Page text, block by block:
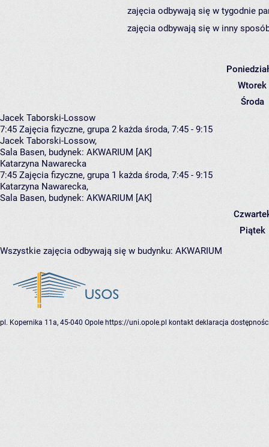
zajęcia odbywają się w tygodnie
zajęcia odbywają się w inny
Wtorek
Środa
Jacek Taborski-Lossow
7:45 Zajęcia fizyczne, grupa 2 każda środa, 7:45 - 9:15
Jacek Taborski-Lossow,
Sala Basen, budynek: AKWARIUM [AK]
Katarzyna Nawarecka
7:45 Zajęcia fizyczne, grupa 1 każda środa, 7:45 - 9:15
Katarzyna Nawarecka,
Sala Basen, budynek: AKWARIUM [AK]
Piątek
Wszystkie zajęcia odbywają się w budynku: AKWARIUM
pl. Kopernika 11a, 45-040 Opole https://uni.opole.pl kontakt deklaracja